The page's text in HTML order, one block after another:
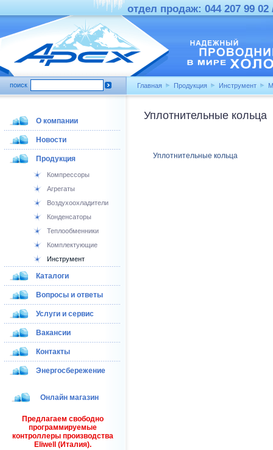
отдел продаж: 044 207 99 02
поиск Главная Продукция Инструмент
О компании
Новости
Продукция
Компрессоры
Агрегаты
Воздухоохладители
Конденсаторы
Теплообменники
Комплектующие
Инструмент
Каталоги
Вопросы и ответы
Услуги и сервис
Вакансии
Контакты
Энергосбережение
Онлайн магазин
Предлагаем свободно
программируемые
контроллеры производства
Eliwell (Италия).
Уплотнительные кольца
Уплотнительные кольца